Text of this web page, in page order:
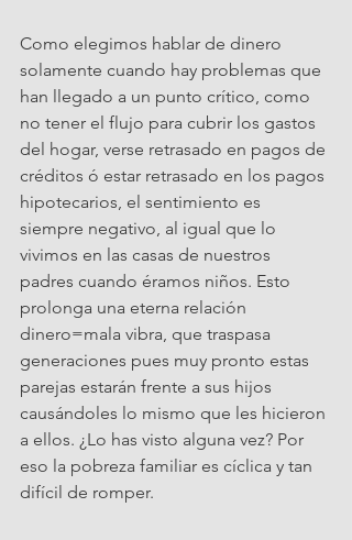
Como elegimos hablar de dinero
solamente cuando hay problemas que
han llegado a un punto crítico, como
no tener el flujo para cubrir los gastos
del hogar, verse retrasado en pagos de
créditos ó estar retrasado en los pagos
hipotecarios, el sentimiento es
siempre negativo, al igual que lo
vivimos en las casas de nuestros
padres cuando éramos niños. Esto
prolonga una eterna relación
dinero=mala vibra, que traspasa
generaciones pues muy pronto estas
parejas estarán frente a sus hijos
causándoles lo mismo que les hicieron
a ellos. ¿Lo has visto alguna vez? Por
eso la pobreza familiar es cíclica y tan
difícil de romper.